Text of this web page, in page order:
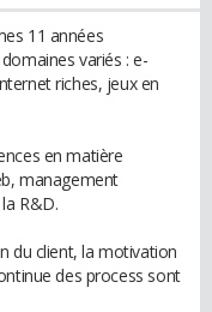
11 années
variés : e-
riches, jeux en
en matière
management
R&D.
du client, la motivation
des process sont